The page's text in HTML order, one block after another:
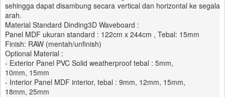
sehingga dapat disambung secara vertical dan horizontal ke segala
arah.
Material Standard Dinding3D Waveboard :
Panel MDF ukuran standard : 122cm x 244cm , Tebal: 15mm
Finish: RAW (mentah/unfinish)
Optional Material :
- Exterior Panel PVC Solid weatherproof tebal : 5mm,
10mm, 15mm
- Interior Panel MDF interior, tebal : 9mm, 12mm, 15mm,
18mm, 25mm